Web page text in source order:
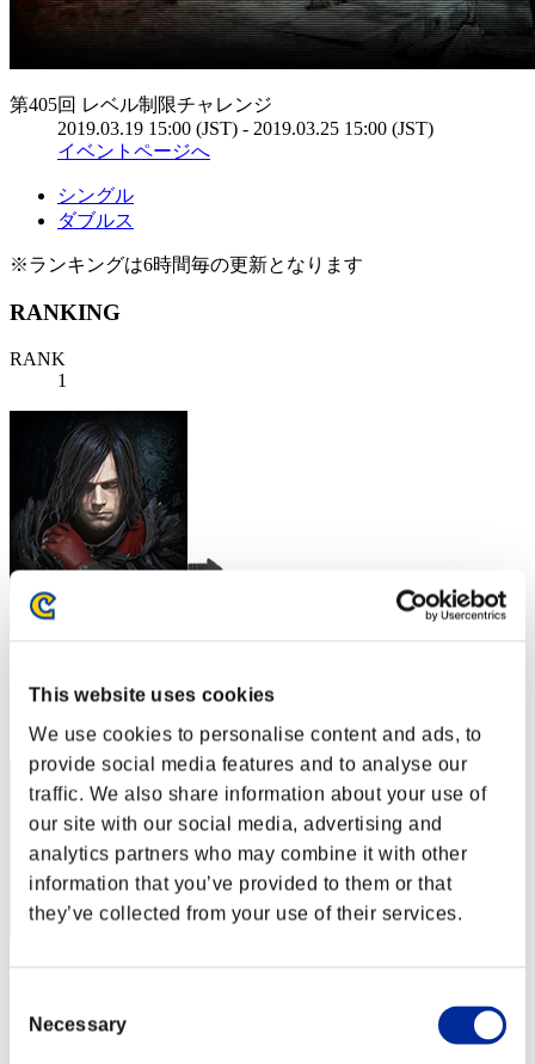
This website uses cookies
We use cookies to personalise content and ads, to
provide social media features and to analyse our
traffic. We also share information about your use of
our site with our social media, advertising and
analytics partners who may combine it with other
information that you’ve provided to them or that
they’ve collected from your use of their services.
Selection
Necessary
第405回 レベル制限チャレンジ
2019.03.19 15:00 (JST) - 2019.03.25 15:00 (JST)
イベントページへ
シングル
ダブルス
※ランキングは6時間毎の更新となります
RANKING
RANK
1
VALKGARD ALVI
RANK
1
スコア: -
RANK
3